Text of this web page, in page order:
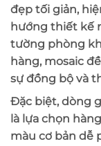
đẹp tối giản,
hướng thiết kế
tường phòng
hàng, mosaic
sự đồng bộ và
Đặc biệt, dòng
là lựa chọn
màu cơ bản dễ